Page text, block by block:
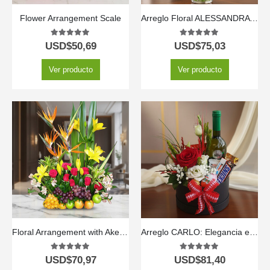
Flower Arrangement Scale
5.00out of 5
USD$50,69
Ver producto
Arreglo Floral ALESSANDRA con Rosas Naranjas y Lirios Frescos 🧡
5.00out of 5
USD$75,03
Ver producto
5.00 out of 5
USD$70,97 5.00 out of 5
USD$81,40